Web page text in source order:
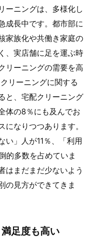
ーニングは、多様化し
成長中です。都市部に
家族化や共働き家庭の
、実店舗に足を運ぶ時
リーニングの需要を高
リーニングに関する
と、宅配クリーニング
体の8％にも及んでお
になりつつあります。
い」人が11％、「利用
的多数を占めていま
はまだまだ少ないよう
の見方ができてきま
足度も高い